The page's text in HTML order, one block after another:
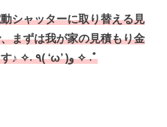
シャッターに取り替える見
まずは我が家の見積もり金
額をご紹介したいと思います♪ ✧˖ ٩( ‘ω’ )و ✧ ˖ﾟ